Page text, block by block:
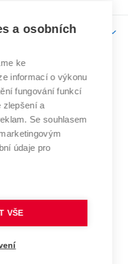
učení
technické
a osobních
ke
informací o výkonu
fungování funkcí
zlepšení a
Se souhlasem
údaje pro
VŠE